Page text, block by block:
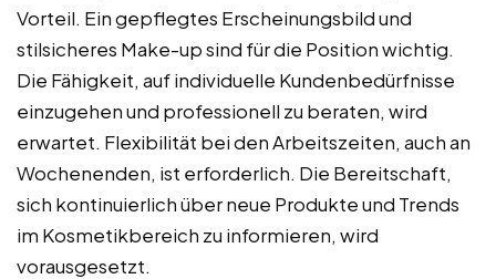
Vorteil. Ein gepflegtes Erscheinungsbild und
stilsicheres Make-up sind für die Position wichtig.
Die Fähigkeit, auf individuelle Kundenbedürfnisse
einzugehen und professionell zu beraten, wird
erwartet. Flexibilität bei den Arbeitszeiten, auch an
Wochenenden, ist erforderlich. Die Bereitschaft,
sich kontinuierlich über neue Produkte und Trends
im Kosmetikbereich zu informieren, wird
vorausgesetzt.